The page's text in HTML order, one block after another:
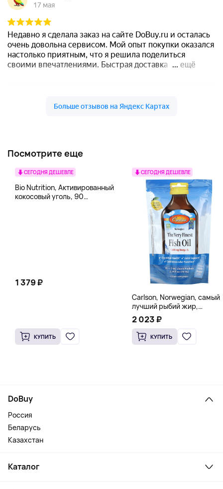
Посмотрите еще
СЕГОДНЯ ДЕШЕВЛЕ
Bio Nutrition, Активированный
кокосовый уголь, 90
1 379 ₽
КУПИТЬ
СЕГОДНЯ ДЕШЕВЛЕ
Carlson, Norwegian, самый
лучший рыбий жир,
натуральный лимон, 15
пакетиков (5 мл) каждый
2 023 ₽
КУПИТЬ
DoBuy
Россия
Беларусь
Казахстан
Каталог